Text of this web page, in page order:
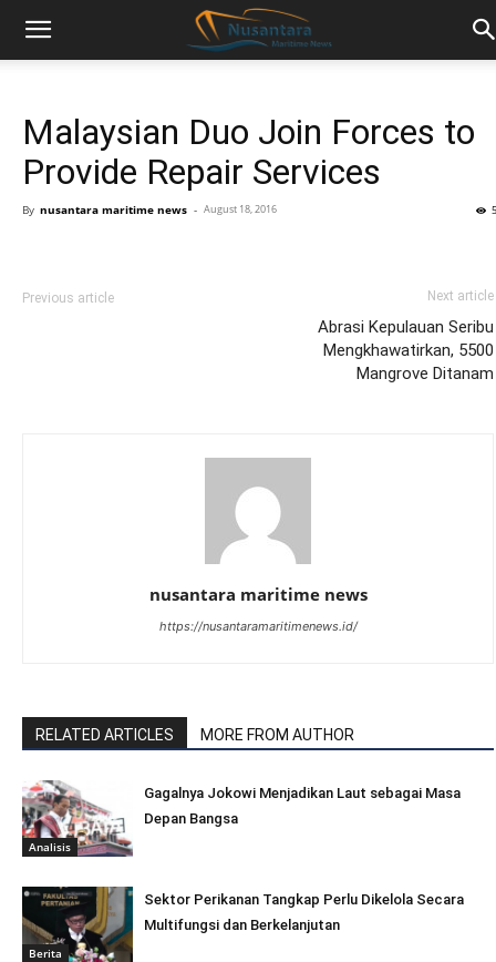
Malaysian Duo Join Forces to
Provide Repair Services
By nusantara maritime news - August 18, 2016
Previous article Next article
Abrasi Kepulauan Seribu
Mengkhawatirkan, 5500
Mangrove Ditanam
nusantara maritime news
https://nusantaramaritimenews.id/
RELATED ARTICLES MORE FROM AUTHOR
Analisis
Gagalnya Jokowi Menjadikan Laut sebagai Masa
Depan Bangsa
Berita
Sektor Perikanan Tangkap Perlu Dikelola Secara
Multifungsi dan Berkelanjutan